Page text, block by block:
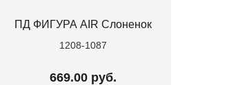
ПД ФИГУРА AIR Слоненок
1208-1087
669.00 руб.